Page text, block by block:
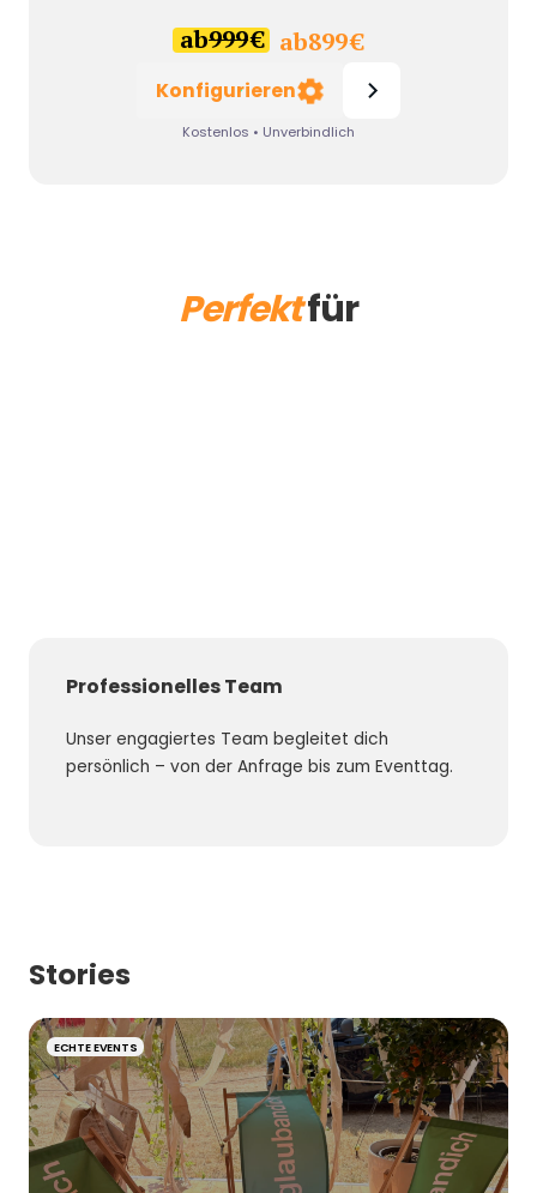
ab999€ ab899€
Konfigurieren
Kostenlos • Unverbindlich
Perfektfür
Professionelles Team
Unser engagiertes Team begleitet dich
persönlich – von der Anfrage bis zum Eventtag.
Stories
ECHTE EVENTS